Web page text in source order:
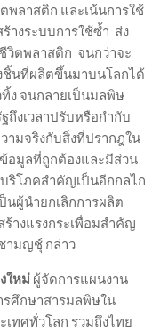
ลาสติก และเน้นการใช้
างระบบการใช้ซ้ำ ส่ง
วิตพลาสติก จนกว่าจะ
ชิ้นที่ผลิตขึ้นมาบนโลกได้
ง จนกลายเป็นมลพิษ
งเวลาปรับหรือกำกับ
มจริงกับสิ่งที่ปรากฎใน
อมูลที่ถูกต้องและมีส่วน
ริโภคสำคัญเป็นอีกกลไก
นผู้นำยกเลิกการผลิต
างแรงกระเพื่อมสำคัญ
ามญชุ์ กล่าว
ใหม่ ผู้จัดการแผนงาน
รศึกษาสารมลพิษใน
ทศทั่วโลก รวมถึงไทย